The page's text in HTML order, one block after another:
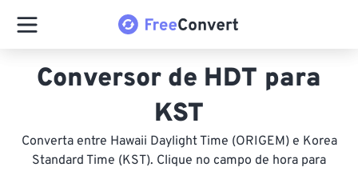
Conversor de HDT para
KST
Converta entre Hawaii Daylight Time (ORIGEM) e Korea
Standard Time (KST). Clique no campo de hora para